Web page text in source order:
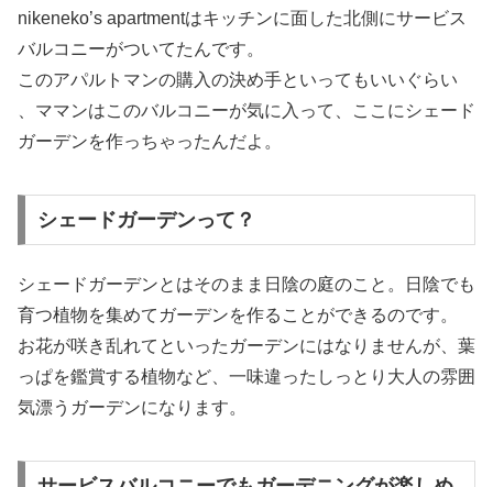
nikeneko’s apartmentはキッチンに面した北側にサービス
バルコニーがついてたんです。
このアパルトマンの購入の決め手といってもいいぐらい
、ママンはこのバルコニーが気に入って、ここにシェード
ガーデンを作っちゃったんだよ。
シェードガーデンって？
シェードガーデンとはそのまま日陰の庭のこと。日陰でも
育つ植物を集めてガーデンを作ることができるのです。
お花が咲き乱れてといったガーデンにはなりませんが、葉
っぱを鑑賞する植物など、一味違ったしっとり大人の雰囲
気漂うガーデンになります。